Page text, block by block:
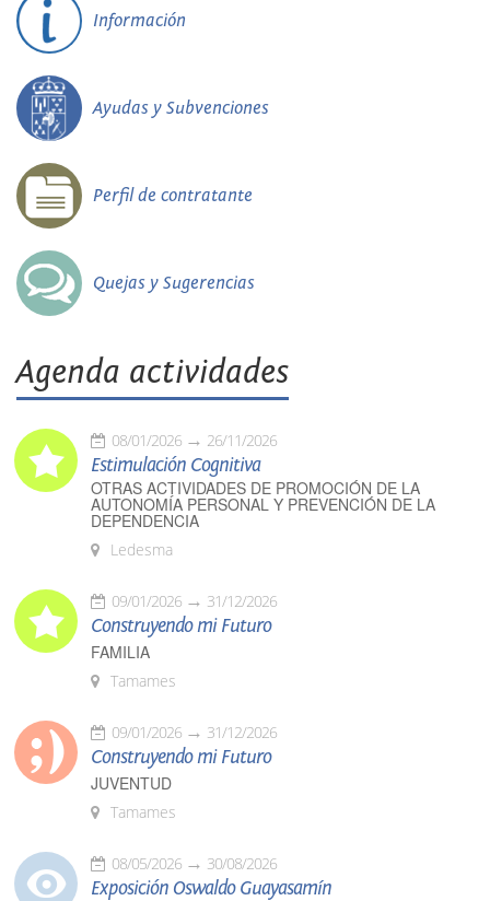
Información
Ayudas y Subvenciones
Perfil de contratante
Quejas y Sugerencias
Agenda actividades
08/01/2026 26/11/2026
Estimulación Cognitiva
OTRAS ACTIVIDADES DE PROMOCIÓN DE LA
AUTONOMÍA PERSONAL Y PREVENCIÓN DE LA
DEPENDENCIA
Ledesma
09/01/2026 31/12/2026
Construyendo mi Futuro
FAMILIA
Tamames
09/01/2026 31/12/2026
Construyendo mi Futuro
JUVENTUD
Tamames
08/05/2026 30/08/2026
Exposición Oswaldo Guayasamín